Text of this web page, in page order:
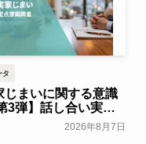
タ
じまいに関する意識
3弾】話し合い実施
％で前回から低
大相続時代」でも家
2026年8月7日